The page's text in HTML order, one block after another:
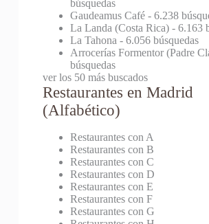
búsquedas
Gaudeamus Café- 6.238
La Landa (Costa Rica)- 6.163
La Tahona - 6.056 búsquedas
Arrocerías Formentor (Padre
búsquedas
ver los 50 más buscados
Restaurantes en Madrid
(Alfabético)
Restaurantes con A
Restaurantes con B
Restaurantes con C
Restaurantes con D
Restaurantes con E
Restaurantes con F
Restaurantes con G